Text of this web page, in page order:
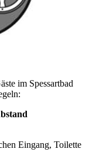
im Spessartbad
Eingang, Toilette